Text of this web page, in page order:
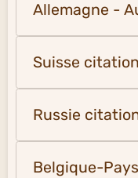
Allemagne -
Suisse
Russie
Belgique-